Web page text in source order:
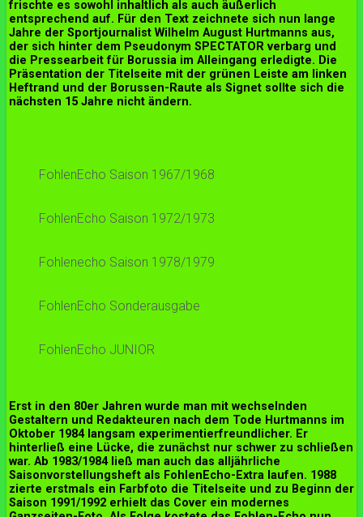
frischte es sowohl inhaltlich als auch äußerlich
entsprechend auf. Für den Text zeichnete sich nun lange
Jahre der Sportjournalist Wilhelm August Hurtmanns aus,
der sich hinter dem Pseudonym SPECTATOR verbarg und
die Pressearbeit für Borussia im Alleingang erledigte. Die
Präsentation der Titelseite mit der grünen Leiste am linken
Heftrand und der Borussen-Raute als Signet sollte sich die
nächsten 15 Jahre nicht ändern.
FohlenEcho Saison 1967/1968
FohlenEcho Saison 1972/1973
Fohlenecho Saison 1978/1979
FohlenEcho Sonderausgabe
FohlenEcho JUNIOR
Erst in den 80er Jahren wurde man mit wechselnden
Gestaltern und Redakteuren nach dem Tode Hurtmanns im
Oktober 1984 langsam experimentierfreundlicher. Er
hinterließ eine Lücke, die zunächst nur schwer zu schließen
war. Ab 1983/1984 ließ man auch das alljährliche
Saisonvorstellungsheft als FohlenEcho-Extra laufen. 1988
zierte erstmals ein Farbfoto die Titelseite und zu Beginn der
Saison 1991/1992 erhielt das Cover ein modernes